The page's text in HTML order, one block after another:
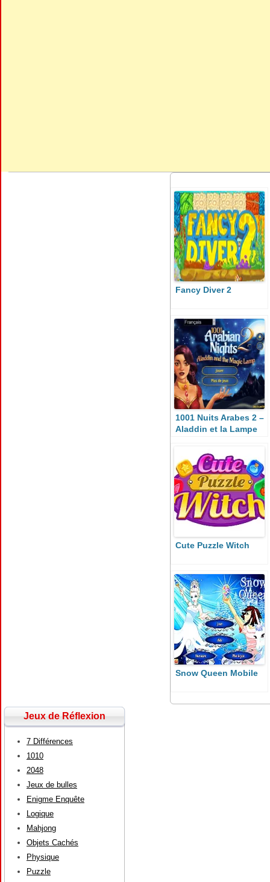
Fancy Diver 2
1001 Nuits Arabes 2 –
Aladdin et la Lampe
Cute Puzzle Witch
Snow Queen Mobile
Jeux de Réflexion
7 Différences
1010
2048
Jeux de bulles
Enigme Enquête
Logique
Mahjong
Objets Cachés
Physique
Puzzle